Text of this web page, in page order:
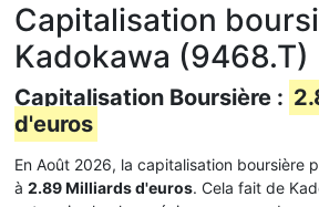
Capitalisation
Kadokawa (9468.T)
Capitalisation Boursière :
d'euros
En Août 2026, la capitalisation boursière
à 2.89 Milliards d'euros. Cela fait de